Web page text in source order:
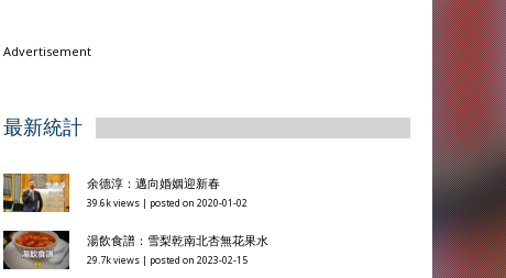
Advertisement
最新統計
余德淳：邁向婚姻迎新春
39.6k views posted on 2020-01-02
湯飲食譜：雪梨乾南北杏無花果水
29.7k views posted on 2023-02-15